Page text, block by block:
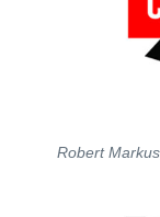
Robert